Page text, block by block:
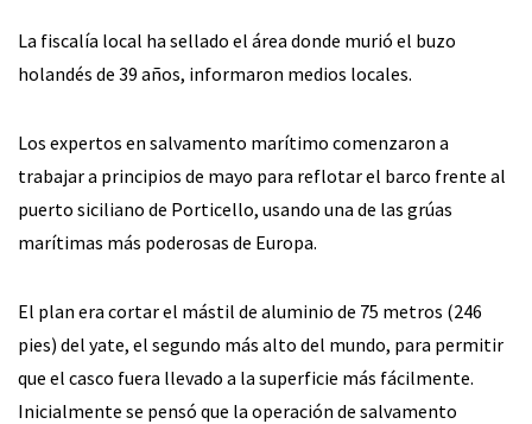
La fiscalía local ha sellado el área donde murió el buzo
holandés de 39 años, informaron medios locales.
Los expertos en salvamento marítimo comenzaron a
trabajar a principios de mayo para reflotar el barco frente al
puerto siciliano de Porticello, usando una de las grúas
marítimas más poderosas de Europa.
El plan era cortar el mástil de aluminio de 75 metros (246
pies) del yate, el segundo más alto del mundo, para permitir
que el casco fuera llevado a la superficie más fácilmente.
Inicialmente se pensó que la operación de salvamento